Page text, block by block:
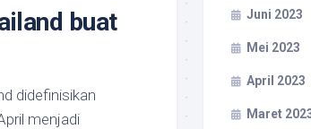
buat
didefinisikan
menjadi
Juni 2023
Mei 2023
April 2023
Maret